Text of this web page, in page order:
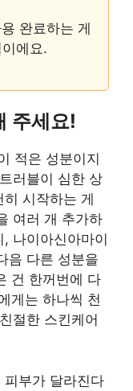
완료하는 게
에요.
주세요!
적은 성분이지
러블이 심한 상
시작하는 게
여러 개 추가하
나이아신아마이
음 다른 성분을
건 한꺼번에 다
게는 하나씩 천
절한 스킨케어
피부가 달라진다